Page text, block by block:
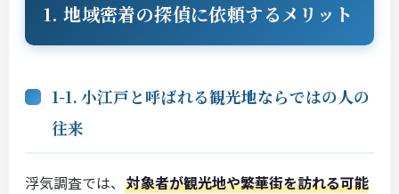
1. 地域密着の探偵に依頼するメリット
1-1. 小江戸と呼ばれる観光地ならではの人の
往来
浮気調査では、 対象者が観光地や繁華街を訪れる可能